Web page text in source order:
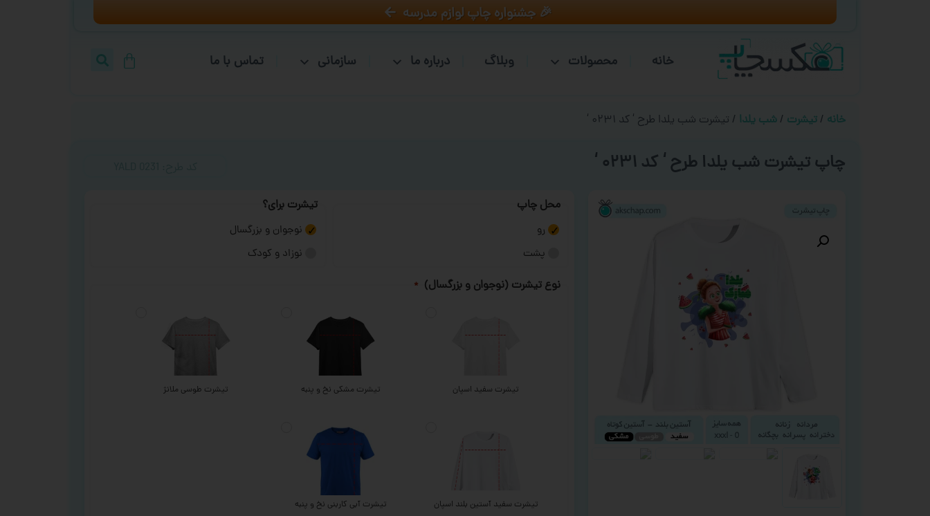
🎉 جشنواره چاپ لوازم مدرسه
خانه محصولات وبلاگ درباره ما سازمانی تماس با ما
خانه / تیشرت / شب یلدا / تیشرت شب یلدا طرح ‘ کد ۰۲۳۱ ‘
چاپ تیشرت شب یلدا طرح ‘ کد ۰۲۳۱ ‘
محل چاپ
رو
پشت
تیشرت برای؟
نوجوان و بزرگسال
نوزاد و کودک
نوع تیشرت (نوجوان و بزرگسال) *
تیشرت سفید اسپان تیشرت مشکی نخ و پنبه تیشرت طوسی ملانژ
تیشرت سفید آستین بلند اسپان تیشرت آبی کاربنی نخ و پنبه